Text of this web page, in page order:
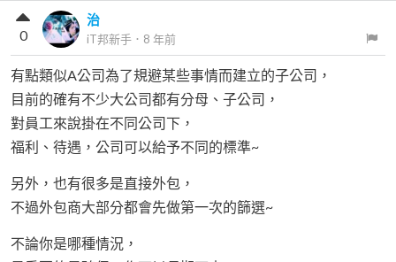
治
iT邦新手 ． 8 年前
0
有點類似A公司為了規避某些事情而建立的子公司，
目前的確有不少大公司都有分母、子公司，
對員工來說掛在不同公司下，
福利、待遇，公司可以給予不同的標準~
另外，也有很多是直接外包，
不過外包商大部分都會先做第一次的篩選~
不論你是哪種情況，